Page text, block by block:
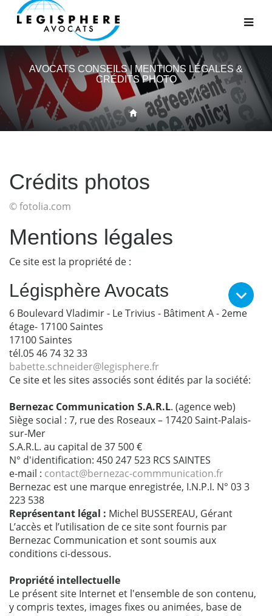
AVOCATS CONSEILS | MENTIONS LÉGALES &
CRÉDITS PHOTO
Crédits photos
© fotolia.com
Mentions légales
Ce site est la propriété de :
Légisphère Avocats
6 Boulevard Vladimir - Le Trivius - Bâtiment A - 2eme
étage- 17100 Saintes
17100 Saintes
tél.05 46 74 32 33
babette.schneider@legisphere.fr
Ce site et les sites associés sont édités par la société:
Bernezac Communication S.A.R.L. (agence web)
Siège social : 7, rue des Roseaux – 17420 Saint-Palais-
sur-Mer
S.A.R.L. au capital de 37 500 €
N° d'identification: 450 247 523 RCS SAINTES
e-mail : contact@bernezac-commmunication.fr
Bernezac est une marque enregistrée, I.N.P.I. N° 03 3
223 538
Représentant légal : Michel BUSSEREAU, Gérant
L’accès et l’utilisation de ce site sont fournis par
Bernezac Communication et sont soumis aux
conditions ci-dessous.
Propriété intellectuelle
Le présent site Internet et l'ensemble de son contenu,
y compris textes, images fixes ou animées, base de